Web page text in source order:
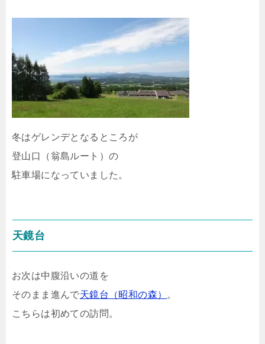
冬はゲレンデとなるところが
登山口（翁島ルート）の
駐車場になっていました。
天鏡台
お次は中腹沿いの道を
そのまま進んで天鏡台（昭和の森） 。
こちらは初めての訪問。